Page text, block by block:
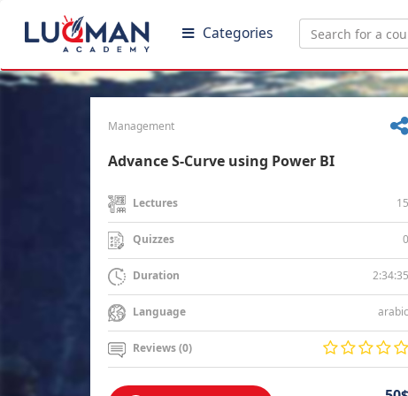
Categories
Management
Advance S-Curve using Power BI
Lectures 15
Quizzes 0
Duration 2:34:35
Language arabic
Reviews (0)